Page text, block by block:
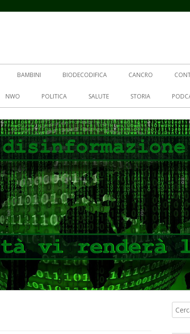
BAMBINI BIODECODIFICA CANCRO
NWO POLITICA SALUTE STORIA
per: